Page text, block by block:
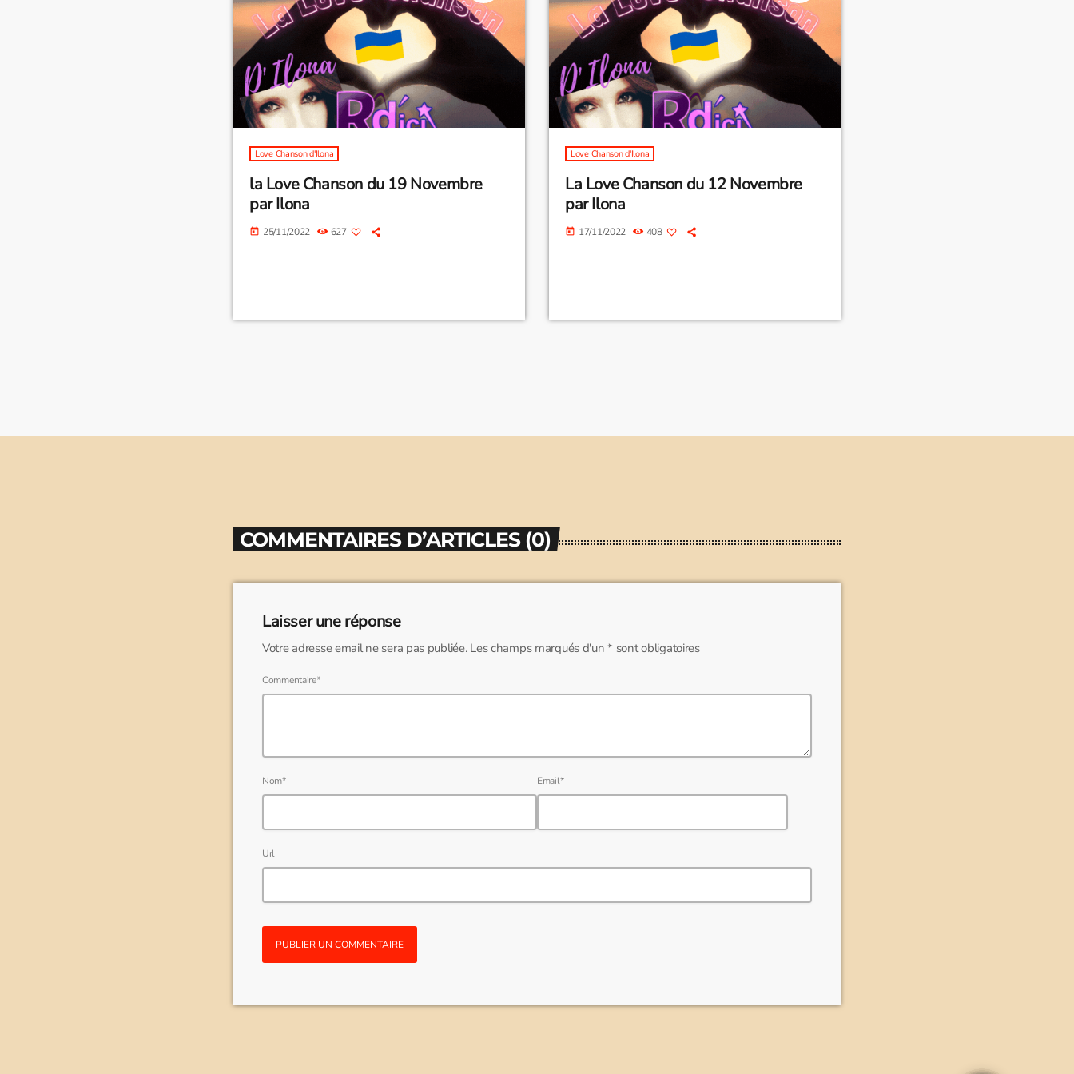
Love Chanson d'Ilona
la Love Chanson du 19 Novembre
par Ilona
today 25/11/2022 627
Love Chanson d'Ilona
La Love Chanson du 12 Novembre
par Ilona
today 17/11/2022 408
COMMENTAIRES D’ARTICLES (0)
Laisser une réponse
Votre adresse email ne sera pas publiée. Les champs marqués d'un * sont obligatoires
Commentaire*
Nom* Email*
Url